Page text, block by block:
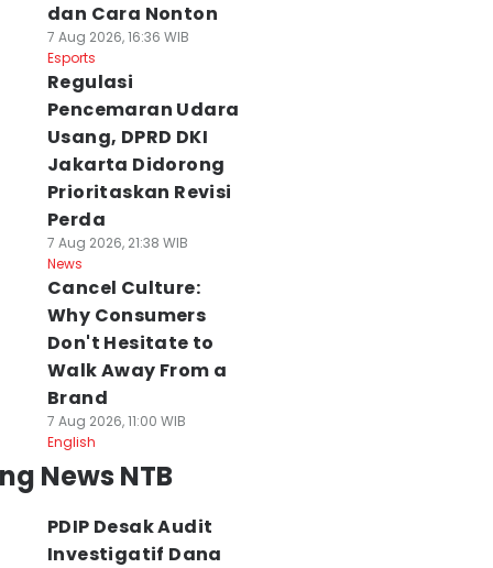
dan Cara Nonton
7 Aug 2026, 16:36 WIB
Esports
Regulasi
Pencemaran Udara
Usang, DPRD DKI
Jakarta Didorong
Prioritaskan Revisi
Perda
7 Aug 2026, 21:38 WIB
News
Cancel Culture:
Why Consumers
Don't Hesitate to
Walk Away From a
Brand
7 Aug 2026, 11:00 WIB
English
News NTB
PDIP Desak Audit
Investigatif Dana